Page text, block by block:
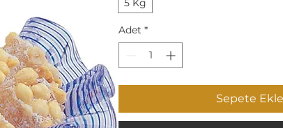
5 Kg
Adet *
Sepete Ekle